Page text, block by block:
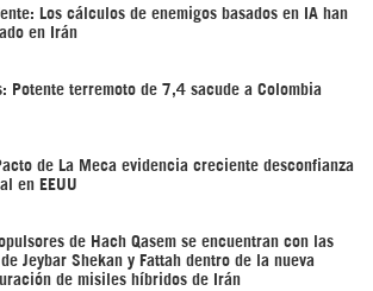
Los cálculos de enemigos basados en IA han
en Irán
Potente terremoto de 7,4 sacude a Colombia
de La Meca evidencia creciente desconfianza
en EEUU
de Hach Qasem se encuentran con las
Jeybar Shekan y Fattah dentro de la nueva
de misiles híbridos de Irán